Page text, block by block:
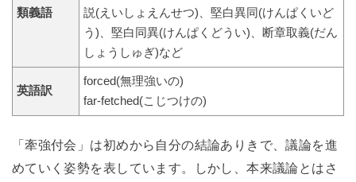
類義語
説(えいしょえんせつ)、堅白異同(けんぱくいど
う)、堅白同異(けんぱくどうい)、断章取義(だん
しょうしゅぎ)など
英語訳
forced(無理強いの)
far-fetched(こじつけの)
「牽強付会」は初めから自分の結論ありきで、議論を進
めていく姿勢を表しています。しかし、本来議論とはさ